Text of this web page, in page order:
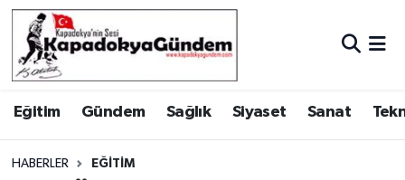
Eğitim Gündem Sağlık Siyaset Sanat
HABERLER EĞITIM
Hava Durumu
Trafik Durumu
Süper Lig Puan Durumu ve Fikstür